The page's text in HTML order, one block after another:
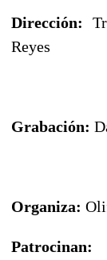
Dirección:
Reyes
Grabación:
Organiza:
Patrocinan: